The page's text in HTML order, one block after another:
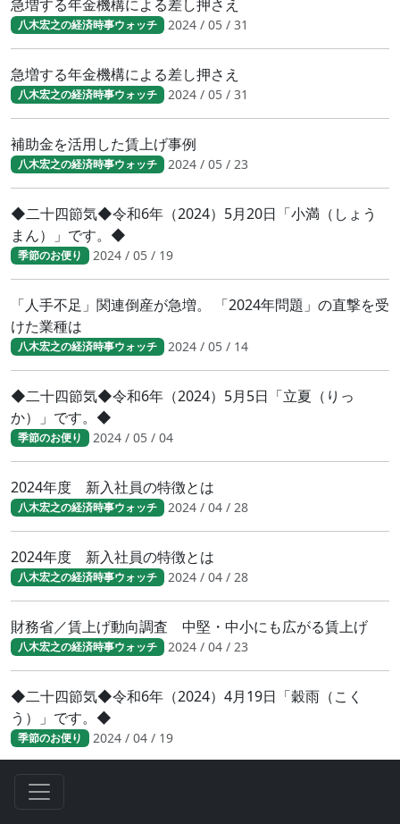
急増する年金機構による差し押さえ
八木宏之の経済時事ウォッチ 2024 / 05 / 31
急増する年金機構による差し押さえ
八木宏之の経済時事ウォッチ 2024 / 05 / 31
補助金を活用した賃上げ事例
八木宏之の経済時事ウォッチ 2024 / 05 / 23
◆二十四節気◆令和6年（2024）5月20日「小満（しょう
まん）」です。◆
季節のお便り 2024 / 05 / 19
「人手不足」関連倒産が急増。 「2024年問題」の直撃を受
けた業種は
八木宏之の経済時事ウォッチ 2024 / 05 / 14
◆二十四節気◆令和6年（2024）5月5日「立夏（りっ
か）」です。◆
季節のお便り 2024 / 05 / 04
2024年度 新入社員の特徴とは
八木宏之の経済時事ウォッチ 2024 / 04 / 28
2024年度 新入社員の特徴とは
八木宏之の経済時事ウォッチ 2024 / 04 / 28
財務省／賃上げ動向調査 中堅・中小にも広がる賃上げ
八木宏之の経済時事ウォッチ 2024 / 04 / 23
◆二十四節気◆令和6年（2024）4月19日「穀雨（こく
う）」です。◆
季節のお便り 2024 / 04 / 19
人手不足が鮮明に 日銀短観（2024年3月調査）結果